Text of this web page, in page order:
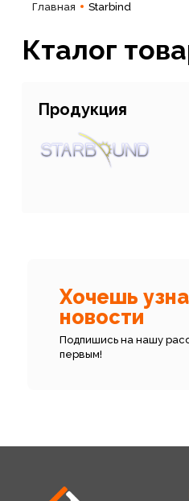
Главная Starbind
Кталог
Продукция
Хочешь
новости
Подпишись на нашу
первым!